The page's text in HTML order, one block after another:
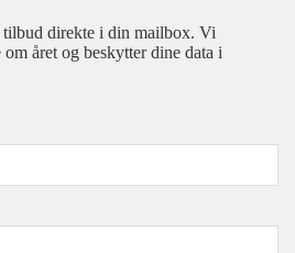
tilbud direkte i din mailbox. Vi
året og beskytter dine data i